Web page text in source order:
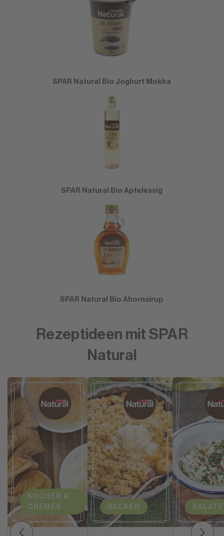
SPAR Natural Bio Joghurt Mokka
SPAR Natural Bio Apfelessig
SPAR Natural Bio Ahornsirup
Rezeptideen mit SPAR
Natural
KUCHEN &
CREMES
BACKEN SALATE